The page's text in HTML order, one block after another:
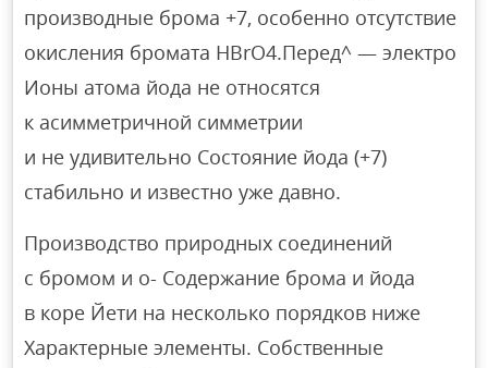
производные брома +7, особенно отсутствие
окисления бромата HBrO4.Перед^ — электро
Ионы атома йода не относятся
к асимметричной симметрии
и не удивительно Состояние йода (+7)
стабильно и известно уже давно.
Производство природных соединений
с бромом и o- Содержание брома и йода
в коре Йети на несколько порядков ниже
Характерные элементы. Собственные